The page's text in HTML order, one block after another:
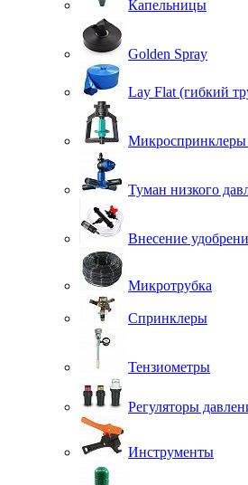
Капельницы
Golden Spray
Lay Flat (гибкий
Туман низкого
Внесение
Микротрубка
Спринклеры
Тензиометры
Регуляторы
Инструменты